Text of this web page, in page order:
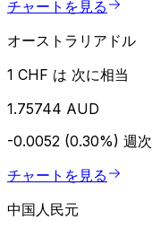
チャートを見る
オーストラリアドル
1 CHF は 次に相当
1.75744 AUD
-0.0052 (0.30%) 週次
チャートを見る
中国人民元